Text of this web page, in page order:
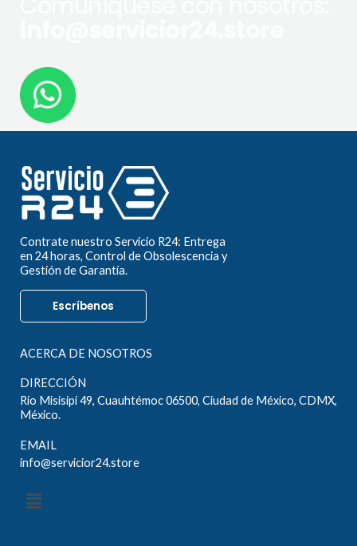
Contrate nuestro Servicio R24: Entrega
en 24 horas, Control de Obsolescencia y
Gestión de Garantía.
Escríbenos
ACERCA DE NOSOTROS
DIRECCIÓN
Rio Misisipi 49, Cuauhtémoc 06500, Ciudad de México, CDMX,
México.
EMAIL
info@servicior24.store
Menú